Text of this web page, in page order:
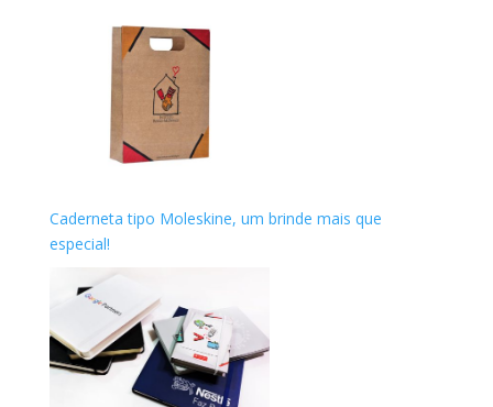
Caderneta tipo Moleskine, um brinde mais que
especial!